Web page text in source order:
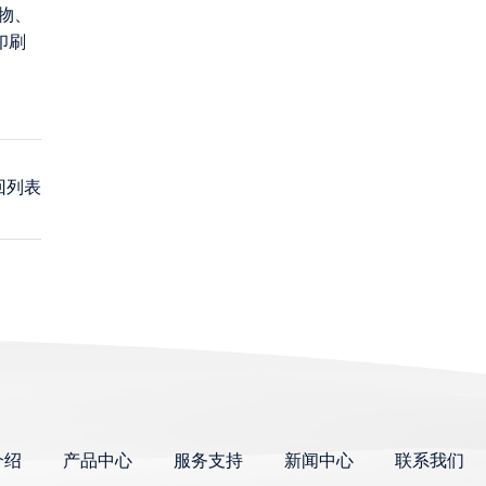
、
刷
列表
绍 产品中心 服务支持 新闻中心 联系我们